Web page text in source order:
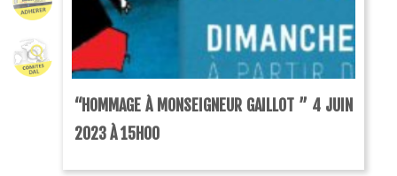
“HOMMAGE À MONSEIGNEUR GAILLOT ” 4 JUIN
2023 À 15H00